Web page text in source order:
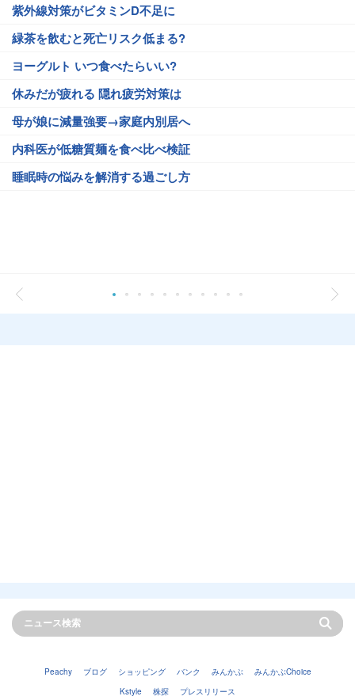
紫外線対策がビタミンD不足に
緑茶を飲むと死亡リスク低まる?
ヨーグルト いつ食べたらいい?
休みだが疲れる 隠れ疲労対策は
母が娘に減量強要→家庭内別居へ
内科医が低糖質麺を食べ比べ検証
睡眠時の悩みを解消する過ごし方
Peachy ブログ ショッピング バンク みんかぶ
みんかぶChoice
Kstyle
株探 プレスリリース